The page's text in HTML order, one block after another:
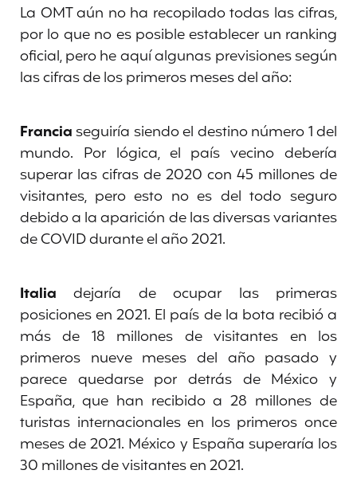
La OMT aún no ha recopilado todas las cifras,
por lo que no es posible establecer un ranking
oficial, pero he aquí algunas previsiones según
las cifras de los primeros meses del año:
Franciaseguiría siendo el destino número 1 del
mundo. Por lógica, el país vecino debería
superar las cifras de 2020 con 45 millones de
visitantes, pero esto no es del todo seguro
debido a la aparición de las diversas variantes
de COVID durante el año 2021.
Italiadejaría de ocupar las primeras
posiciones en 2021. El país de la bota recibió a
más de 18 millones de visitantes en los
primeros nueve meses del año pasado y
parece quedarse por detrás de México y
España, que han recibido a 28 millones de
turistas internacionales en los primeros once
meses de 2021. México y España superaría los
30 millones de visitantes en 2021.